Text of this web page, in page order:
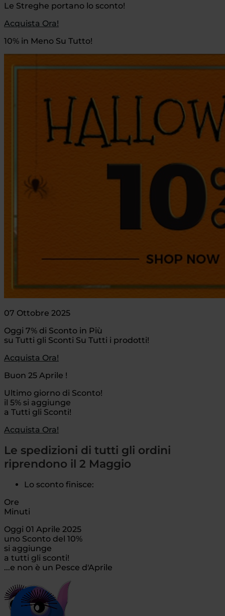
Le Streghe portano lo sconto!
Acquista Ora!
10% in Meno Su Tutto!
07 Ottobre 2025
Oggi 7% di Sconto in Più
su Tutti gli Sconti Su Tutti i prodotti!
Acquista Ora!
Buon 25 Aprile !
Ultimo giorno di Sconto!
il 5% si aggiunge
a Tutti gli Sconti!
Acquista Ora!
Le spedizioni di tutti gli ordini
riprendono il 2 Maggio
Lo sconto finisce:
Ore
Minuti
Oggi 01 Aprile 2025
uno Sconto del 10%
si aggiunge
a tutti gli sconti!
...e non è un Pesce d'Aprile